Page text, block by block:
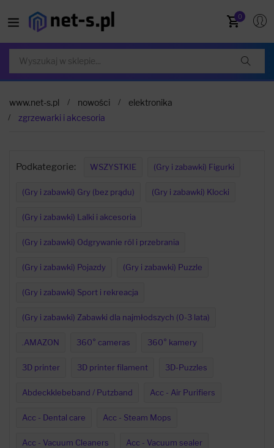
0
www.net-s.pl nowości
elektronika
zgrzewarki i akcesoria
Podkategorie: WSZYSTKIE (Gry i zabawki) Figurki
(Gry i zabawki) Gry (bez prądu) (Gry i zabawki) Klocki
(Gry i zabawki) Lalki i akcesoria
(Gry i zabawki) Odgrywanie ról i przebrania
(Gry i zabawki) Pojazdy (Gry i zabawki) Puzzle
(Gry i zabawki) Sport i rekreacja
(Gry i zabawki) Zabawki dla najmłodszych (0-3 lata)
.AMAZON 360° cameras 360° kamery
3D printer 3D printer filament 3D-Puzzles
Abdeckklebeband / Putzband Acc - Air Purifiers
Acc - Dental care Acc - Steam Mops
Acc - Vacuum Cleaners Acc - Vacuum sealer